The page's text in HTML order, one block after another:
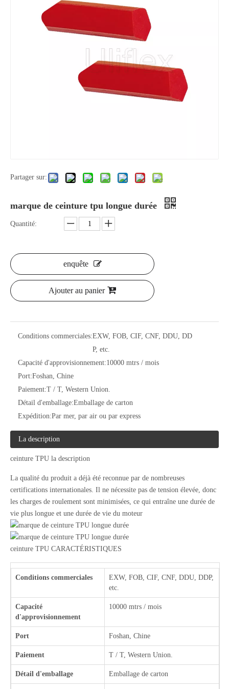
Partager sur:
marque de ceinture tpu longue durée
Quantité:
enquête
Ajouter au panier
Conditions commerciales:EXW, FOB, CIF, CNF, DDU, DD
P, etc.
Capacité d'approvisionnement:10000 mtrs / mois
Port:Foshan, Chine
Paiement:T / T, Western Union.
Détail d'emballage:Emballage de carton
Expédition:Par mer, par air ou par express
La description
ceinture TPU la description
La qualité du produit a déjà été reconnue par de nombreuses
certifications internationales. Il ne nécessite pas de tension élevée, donc
les charges de roulement sont minimisées, ce qui entraîne une durée de
vie plus longue et une durée de vie du moteur
ceinture TPU CARACTÉRISTIQUES
Conditions commerciales
EXW, FOB, CIF, CNF, DDU, DDP,
etc.
Capacité
d'approvisionnement
10000 mtrs / mois
Port Foshan, Chine
Paiement T / T, Western Union.
Détail d'emballage Emballage de carton